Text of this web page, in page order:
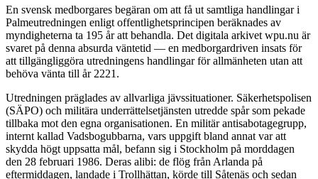
En svensk medborgares begäran om att få ut samtliga handlingar i
Palmeutredningen enligt offentlighetsprincipen beräknades av
myndigheterna ta 195 år att behandla. Det digitala arkivet wpu.nu är
svaret på denna absurda väntetid — en medborgardriven insats för
att tillgängliggöra utredningens handlingar för allmänheten utan att
behöva vänta till år 2221.
Utredningen präglades av allvarliga jävssituationer. Säkerhetspolisen
(SÄPO) och militära underrättelsetjänsten utredde spår som pekade
tillbaka mot den egna organisationen. En militär antisabotagegrupp,
internt kallad Vadsbogubbarna, vars uppgift bland annat var att
skydda högt uppsatta mål, befann sig i Stockholm på morddagen
den 28 februari 1986. Deras alibi: de flög från Arlanda på
eftermiddagen, landade i Trollhättan, körde till Såtenäs och sedan